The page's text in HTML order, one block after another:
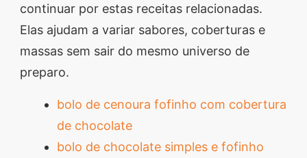
continuar por estas receitas relacionadas.
Elas ajudam a variar sabores, coberturas e
massas sem sair do mesmo universo de
preparo.
bolo de cenoura fofinho com cobertura
de chocolate
bolo de chocolate simples e fofinho